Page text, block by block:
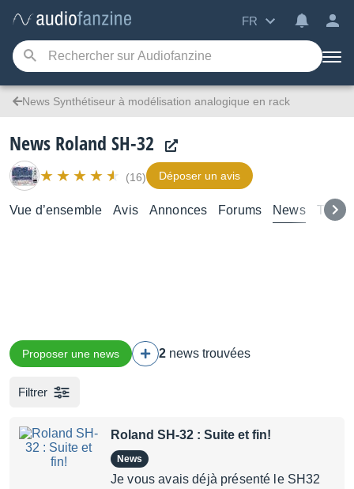
FR
News Synthétiseur à modélisation analogique en rack
News Roland SH-32
(16) Déposer un avis
Vue d’ensemble Avis Annonces Forums News
Proposer une news 2 news trouvées
Filtrer
Roland SH-32 : Suite et fin!
News
Je vous avais déjà présenté le SH32